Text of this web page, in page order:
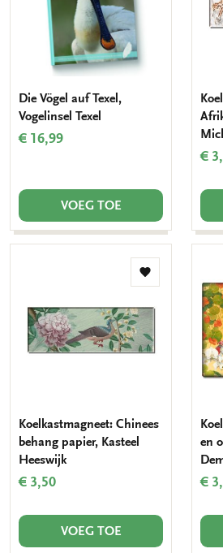
Die Vögel auf Texel,
Vogelinsel Texel
€ 16,99
VOEG TOE
€
Toevoegen
verlanglijst
Koelkastmagneet: Chinees
behang papier, Kasteel
Heeswijk
€ 3,50
VOEG TOE
en
€